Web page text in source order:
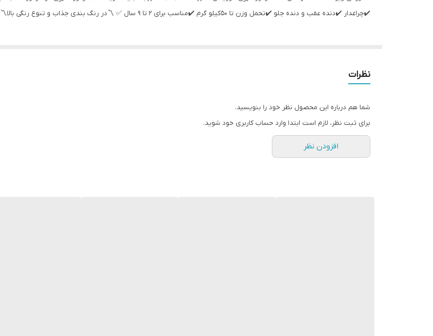
✔️چراغدار ✔️دنده عقب و دنده جلو ✔️تحمل وزن تا ۵۰‌کیلو گرم ✔️مناسب برای ۲ تا 9 سال ✅ 〽️در رنگ بندی جذاب و تنوع رنگی بالا〽️
نظرات
شما هم درباره این محصول نظر خود را بنویسید.
برای ثبت نظر، لازم است ابتدا وارد حساب کاربری خود شوید.
افزودن نظر